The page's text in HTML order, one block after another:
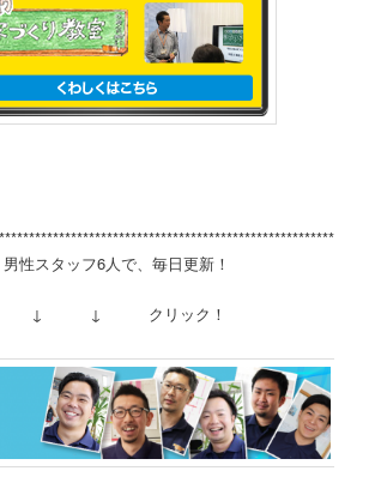
性スタッフ6人で、毎日更新！
↓ ↓ ↓ クリック！